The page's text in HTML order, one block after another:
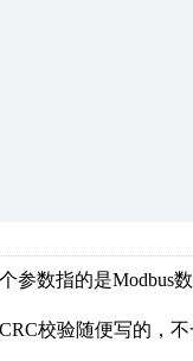
参数指的是Modbus
校验随便写的，不